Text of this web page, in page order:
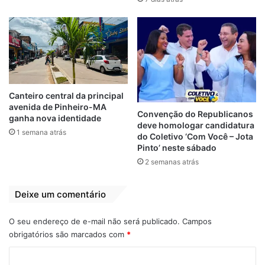
foram a favor da proposta. Já o PP, partido
do ministro da Casa Civil, Ciro Nogueira,
liberou a sua bancada para que seus
deputados votassem como quisessem.
PSC, PROS, Novo e PTB também não
firmaram uma posição.
Antes da análise do mérito, prevendo a
derrota, o líder do PSL, Vitor Hugo (PSL-
GO), se posicionou contra requerimento
que possibilitou a votação na sessão desta
queria adiar a deliberação para tentar
angariar mais apoio.
— Tenho percebido que líderes têm
Canteiro central da principal
avenida de Pinheiro-MA
ganha nova identidade
1 semana atrás
Convenção do Republicanos
deve homologar candidatura
do Coletivo ‘Com Você – Jota
Pinto’ neste sábado
2 semanas atrás
Deixe um comentário
O seu endereço de e-mail não será publicado. Campos
obrigatórios são marcados com *